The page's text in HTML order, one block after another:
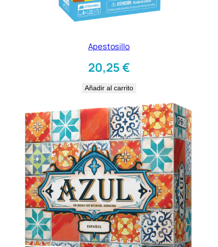
Apestosillo
20,25€
Añadir al carrito